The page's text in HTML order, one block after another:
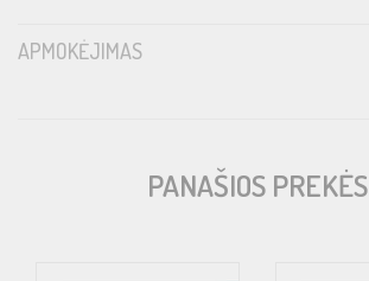
APMOKĖJIMAS
PANAŠIOS PREKĖS